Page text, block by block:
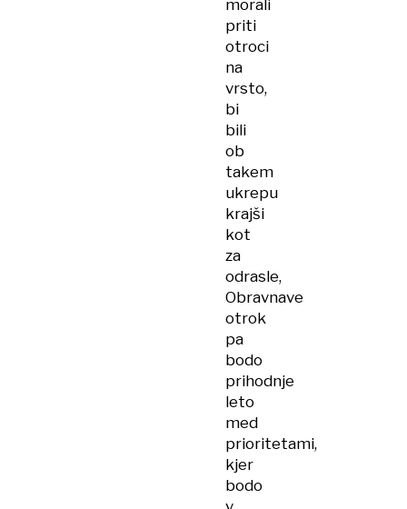
morali
priti
otroci
na
vrsto,
bi
bili
ob
takem
ukrepu
krajši
kot
za
odrasle,
Obravnave
otrok
pa
bodo
prihodnje
leto
med
prioritetami,
kjer
bodo